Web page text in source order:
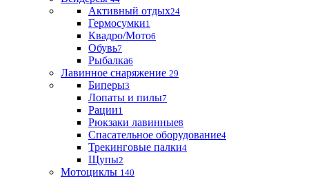
Активный отдых24
Гермосумки1
Квадро/Мото6
Обувь7
Рыбалка6
Лавинное снаряжение 29
Биперы3
Лопаты и пилы7
Рации1
Рюкзаки лавинные8
Спасательное оборудование4
Трекинговые палки4
Щупы2
Мотоциклы 140